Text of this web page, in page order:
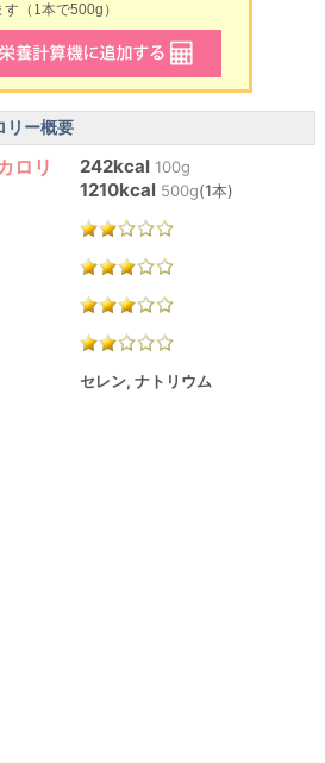
（1本で500g）
リー概要
ロリ
242kcal 100g
1210kcal 500g(1本)
セレン, ナトリウム